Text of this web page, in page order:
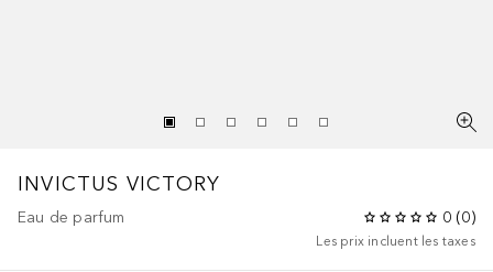
INVICTUS VICTORY
Eau de parfum 0 (0)
Les prix incluent les taxes